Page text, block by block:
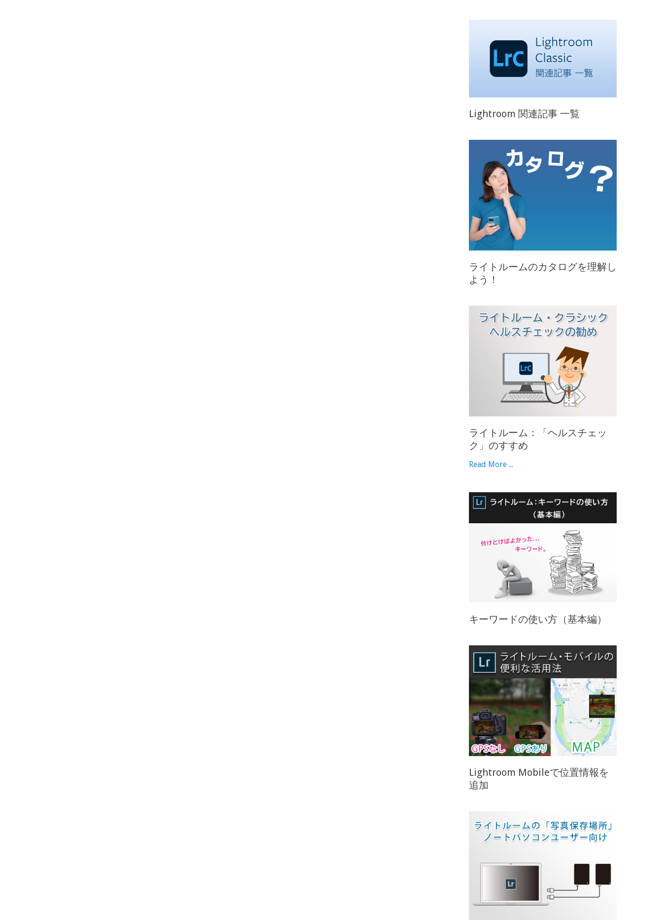
Lightroom 関連記事 一覧
ライトルームのカタログを理解し
よう！
ライトルーム：「ヘルスチェッ
ク」のすすめ
Read More ...
キーワードの使い方（基本編）
Lightroom Mobileで位置情報を
追加